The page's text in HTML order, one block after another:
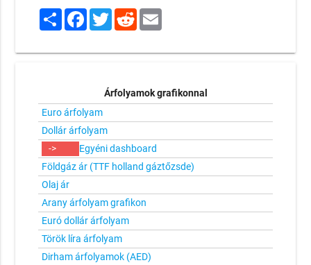
ShareFacebook
TwitterRedditEmail
Árfolyamok grafikonnal
Euro árfolyam
Dollár árfolyam
->
Egyéni dashboard
Földgáz ár (TTF holland gáztőzsde)
Olaj ár
Arany árfolyam grafikon
Euró dollár árfolyam
Török líra árfolyam
Dirham árfolyamok (AED)